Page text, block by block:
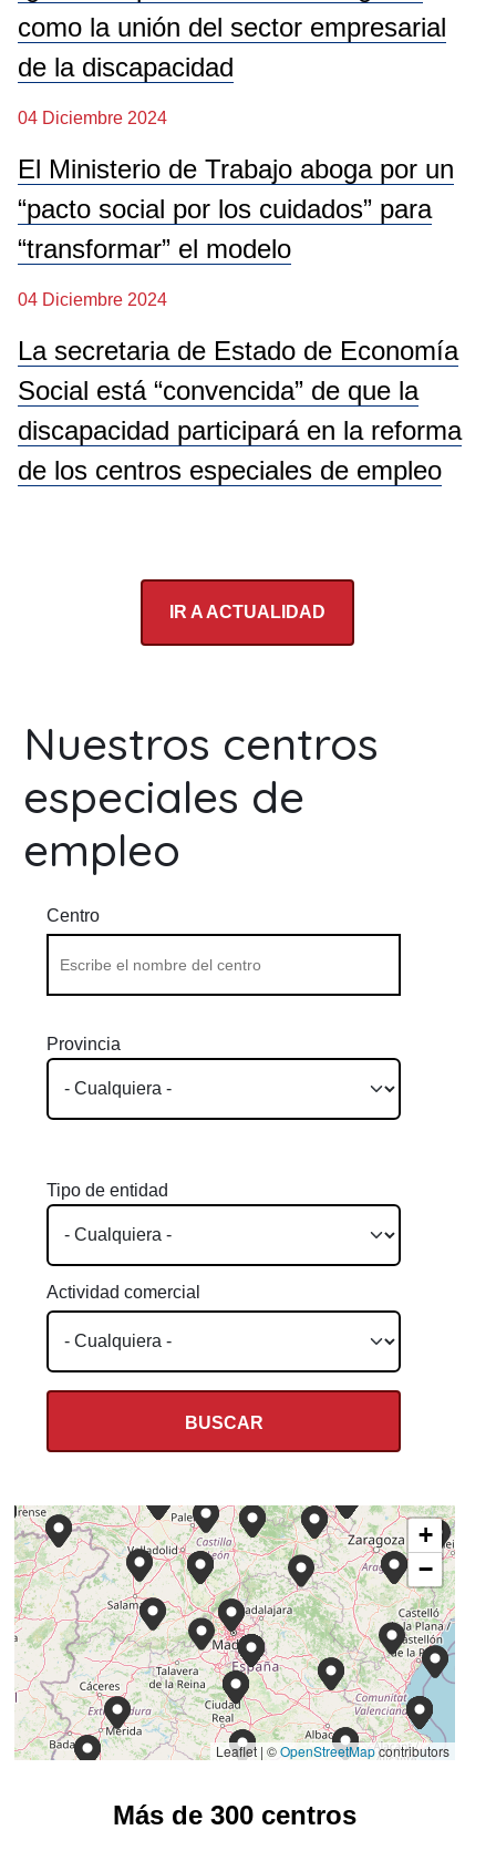
como la unión del sector empresarial
de la discapacidad
04 Diciembre 2024
El Ministerio de Trabajo aboga por un
“pacto social por los cuidados” para
“transformar” el modelo
04 Diciembre 2024
La secretaria de Estado de Economía
Social está “convencida” de que la
discapacidad participará en la reforma
de los centros especiales de empleo
IR A ACTUALIDAD
Nuestros centros
especiales de
empleo
Centro
Provincia
Tipo de entidad
Actividad comercial
+
−
Leaflet | ©OpenStreetMapcontributors
Más de 300 centros